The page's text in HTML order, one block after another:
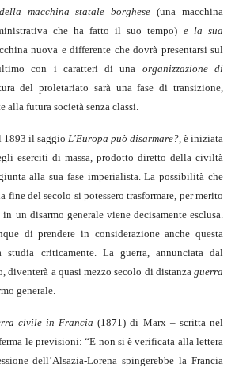
macchina statale borghese (una macchina
che ha fatto il suo tempo) e la sua
nuova e differente che dovrà presentarsi sul
con i caratteri di una organizzazione di
del proletariato sarà una fase di transizione,
alla futura società senza classi.
1893 il saggio L'Europa può disarmare?, è iniziata
eserciti di massa, prodotto diretto della civiltà
alla sua fase imperialista. La possibilità che
fine del secolo si potessero trasformare, per merito
un disarmo generale viene decisamente esclusa.
di prendere in considerazione anche questa
studia criticamente. La guerra, annunciata dal
diventerà a quasi mezzo secolo di distanza guerra
generale.
civile in Francia (1871) di Marx – scritta nel
le previsioni: “E non si è verificata alla lettera
dell’Alsazia-Lorena spingerebbe la Francia